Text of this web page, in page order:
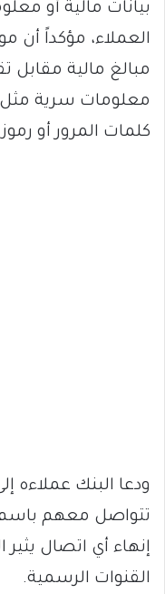
بيانات مالية أو
العملاء، مؤكداً أن
مبالغ مالية مقابل
معلومات سرية مثل
كلمات المرور أو
ودعا البنك عملاءه
تتواصل معهم
إنهاء أي اتصال
القنوات الرسمية.